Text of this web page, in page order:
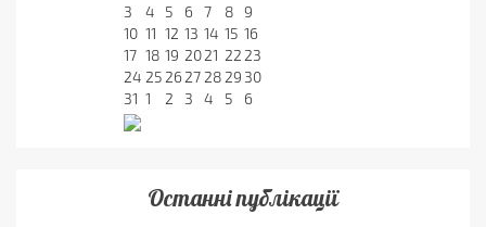
3
4 5 6 7 8 9
10 11 12 13 14 15 16
17 18 19 2021 22 23
24 25 2627 28 29 30
31 1 2 3 4 5 6
Останні публікації